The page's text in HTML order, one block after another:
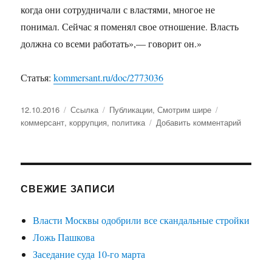
когда они сотрудничали с властями, многое не
понимал. Сейчас я поменял свое отношение. Власть
должна со всеми работать»,— говорит он.»
Статья:kommersant.ru/doc/2773036
Опубликовано
12.10.2016 Формат
Ссылка Рубрики
Публикации,Смотрим шире
коммерсант, коррупция, политика Добавить комментарий
с
СВЕЖИЕ ЗАПИСИ
Власти Москвы одобрили все скандальные стройки
Ложь Пашкова
Заседание суда 10-го марта